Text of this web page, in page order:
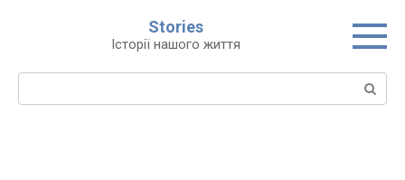
Stories
Історії нашого життя
Пошук: